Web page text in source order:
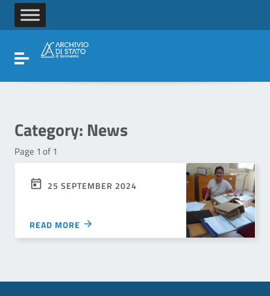
Go to content
Go to the navigation menu
Go to the footer
Toggle navigation
Category: News
Page 1 of 1
25 SEPTEMBER 2024
READ MORE